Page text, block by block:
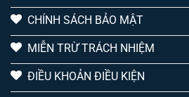
CHÍNH SÁCH BẢO MẬT
MIỄN TRỪ TRÁCH NHIỆM
ĐIỀU KHOẢN ĐIỀU KIỆN